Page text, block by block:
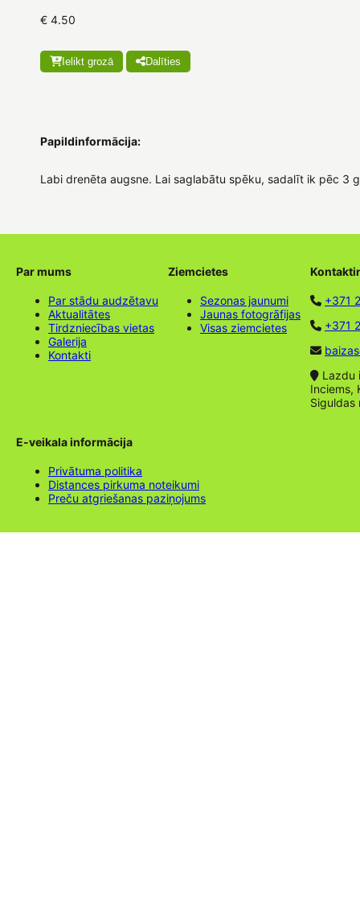
€ 4.50
Ielikt grozā Dalīties
Papildinformācija:
Labi drenēta augsne. Lai saglabātu spēku, sadalīt ik pēc 3
Par mums
Par stādu audzētavu
Aktualitātes
Tirdzniecības vietas
Galerija
Kontakti
Ziemcietes
Sezonas jaunumi
Jaunas fotogrāfijas
Visas ziemcietes
+371
+371
Lazdu
Inciems,
Siguldas
E-veikala informācija
Privātuma politika
Distances pirkuma noteikumi
Preču atgriešanas paziņojums